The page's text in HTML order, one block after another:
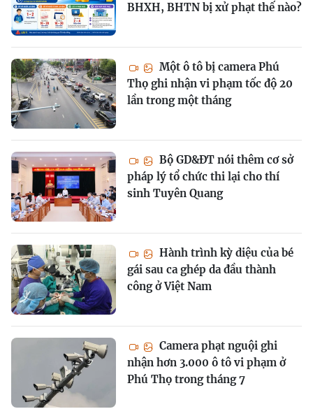
BHXH, BHTN bị xử phạt thế nào?
Một ô tô bị camera Phú
Thọ ghi nhận vi phạm tốc độ 20
lần trong một tháng
Bộ GD&ĐT nói thêm cơ sở
pháp lý tổ chức thi lại cho thí
sinh Tuyên Quang
Hành trình kỳ diệu của bé
gái sau ca ghép da đầu thành
công ở Việt Nam
Camera phạt nguội ghi
nhận hơn 3.000 ô tô vi phạm ở
Phú Thọ trong tháng 7